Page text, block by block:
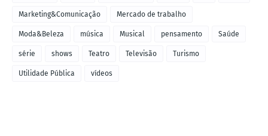
Marketing&Comunicação Mercado de trabalho
Moda&Beleza música Musical pensamento Saúde
série shows Teatro Televisão Turismo
Utilidade Pública vídeos